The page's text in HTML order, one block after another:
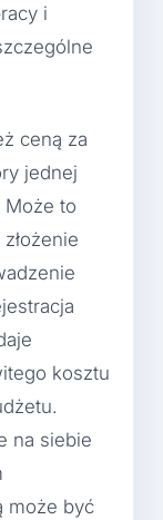
i
ceną za
jednej
Może to
kosztu
na siebie
może być